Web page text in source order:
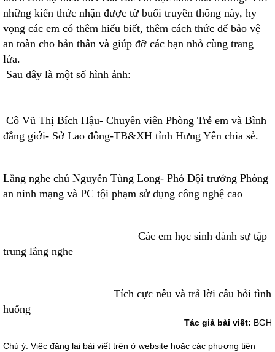
những kiến thức nhận được từ buổi truyền thông này, hy
vọng các em có thêm hiểu biết, thêm cách thức để bảo vệ
an toàn cho bản thân và giúp đỡ các bạn nhỏ cùng trang
lứa.
Sau đây là một số hình ảnh:
Cô Vũ Thị Bích Hậu- Chuyên viên Phòng Trẻ em và Bình
đẳng giới- Sở Lao đông-TB&XH tỉnh Hưng Yên chia sẻ.
Lắng nghe chú Nguyễn Tùng Long- Phó Đội trưởng Phòng
an ninh mạng và PC tội phạm sử dụng công nghệ cao
Các em học sinh dành sự tập
trung lắng nghe
Tích cực nêu và trả lời câu hỏi tình
huống
Tác giả bài viết: BGH
Chú ý: Việc đăng lại bài viết trên ở website hoặc các phương tiện